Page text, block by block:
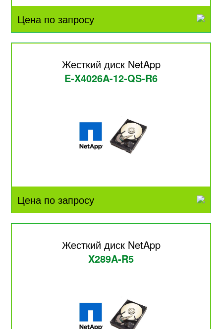
Цена по запросу
Жесткий диск NetApp
E-X4026A-12-QS-R6
Цена по запросу
Жесткий диск NetApp
X289A-R5